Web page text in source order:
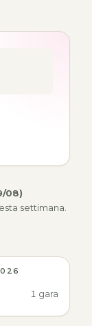
08)
settimana.
1 gara